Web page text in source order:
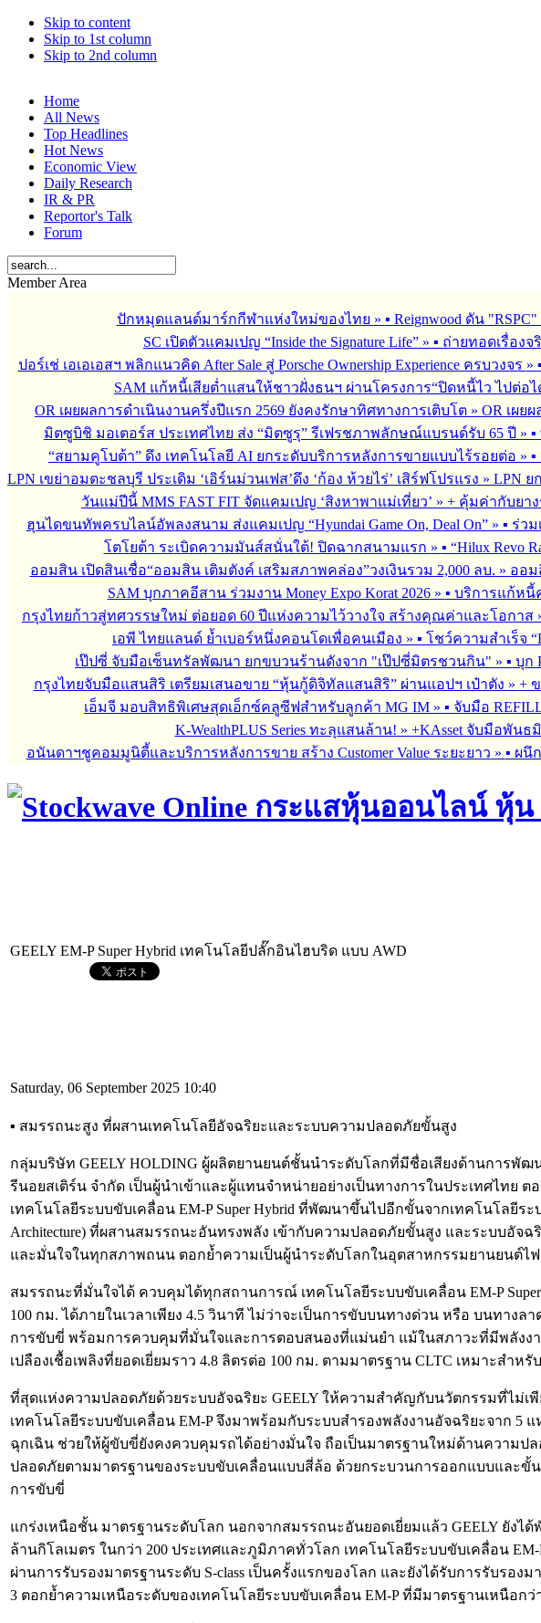
Skip to content
Skip to 1st column
Skip to 2nd column
Home
All News
Top Headlines
Hot News
Economic View
Daily Research
IR & PR
Reportor's Talk
Forum
Member Area
ปักหมุดแลนด์มาร์กกีฬาแห่งใหม่ของไทย » ▪︎ Reignwood ดัน
SC เปิดตัวแคมเปญ “Inside the Signature Life” » ▪︎ ถ่ายทอดเรื่องจ
ปอร์เช่ เอเอเอสฯ พลิกแนวคิด After Sale สู่ Porsche Ownership Experience ครบวงจร »
SAM แก้หนี้เสียต่ำแสนให้ชาวฝั่งธนฯ ผ่านโครงการ“ปิดหนี้ไว ไปต่อไ
OR เผยผลการดำเนินงานครึ่งปีแรก 2569 ยังคงรักษาทิศทางการเติบโต » OR เผย
มิตซูบิชิ มอเตอร์ส ประเทศไทย ส่ง “มิตซูรุ” รีเฟรชภาพลักษณ์แบรนด์รับ 65 ปี »
“สยามคูโบต้า” ดึง เทคโนโลยี AI ยกระดับบริการหลังการขายแบบไร้รอยต่อ »
LPN เขย่าอมตะชลบุรี ประเดิม ‘เอิร์นม่วนเฟส’ดึง ‘ก้อง ห้วยไร่’ เสิร์ฟโปรแรง » LPN ย
วันแม่ปีนี้ MMS FAST FIT จัดแคมเปญ ‘สิงหาพาแม่เที่ยว’ » + คุ้มค่ากับยา
ฮุนไดขนทัพครบไลน์อัพลงสนาม ส่งแคมเปญ “Hyundai Game On, Deal On” » ▪︎ ร่ว
โตโยต้า ระเบิดความมันส์สนั่นใต้! ปิดฉากสนามแรก » ▪︎ “Hilux Revo
ออมสิน เปิดสินเชื่อ“ออมสิน เติมตังค์ เสริมสภาพคล่อง”วงเงินรวม 2,000 ลบ. » ออม
SAM บุกภาคอีสาน ร่วมงาน Money Expo Korat 2026» ▪︎ บริการแก้ห
กรุงไทยก้าวสู่ทศวรรษใหม่ ต่อยอด 60 ปีแห่งความไว้วางใจ สร้างคุณค่าและโอกาส
เอพี ไทยแลนด์ ย้ำเบอร์หนึ่งคอนโดเพื่อคนเมือง » ▪︎ โชว์ความสำเร็จ
เป๊ปซี่ จับมือเซ็นทรัลพัฒนา ยกขบวนร้านดังจาก "เป๊ปซี่มิตรชวนกิน" » ▪︎ บุก
กรุงไทยจับมือแสนสิริ เตรียมเสนอขาย “หุ้นกู้ดิจิทัลแสนสิริ” ผ่านแอปฯ เป๋าตัง » +
เอ็มจี มอบสิทธิพิเศษสุดเอ็กซ์คลูซีฟสำหรับลูกค้า MG IM » ▪︎ จับมือ
K-WealthPLUS Series ทะลุแสนล้าน! » +KAsset จับมือพันธมิ
อนันดาฯชูคอมมูนิตี้และบริการหลังการขาย สร้าง Customer Value ระยะยาว » ▪︎ ผนึ
GEELY EM-P Super Hybrid เทคโนโลยีปลั๊กอินไฮบริด แบบ AWD
Saturday, 06 September 2025 10:40
▪︎ สมรรถนะสูง ที่ผสานเทคโนโลยีอัจฉริยะและระบบความปลอดภัยขั้นสูง
กลุ่มบริษัท GEELY HOLDING ผู้ผลิตยานยนต์ชั้นนำระดับโลกที่มีชื่อเสียงด้านการ
รีนอยสเติร์น จำกัด เป็นผู้นำเข้าและผู้แทนจำหน่ายอย่างเป็นทางการในประเทศไท
เทคโนโลยีระบบขับเคลื่อน EM-P Super Hybrid ที่พัฒนาขึ้นไปอีกขั้นจากเทคโนโลยี
Architecture) ที่ผสานสมรรถนะอันทรงพลัง เข้ากับความปลอดภัยขั้นสูง และระบบอั
และมั่นใจในทุกสภาพถนน ตอกย้ำความเป็นผู้นำระดับโลกในอุตสาหกรรมยานยนต์ไฟ
สมรรถนะที่มั่นใจได้ ควบคุมได้ทุกสถานการณ์ เทคโนโลยีระบบขับเคลื่อน EM-P
100 กม. ได้ภายในเวลาเพียง 4.5 วินาที ไม่ว่าจะเป็นการขับบนทางด่วน หรือ บนทา
การขับขี่ พร้อมการควบคุมที่มั่นใจและการตอบสนองที่แม่นยำ แม้ในสภาวะที่มีพลังง
เปลืองเชื้อเพลิงที่ยอดเยี่ยมราว 4.8 ลิตรต่อ 100 กม. ตามมาตรฐาน CLTC เหมาะสำ
ที่สุดแห่งความปลอดภัยด้วยระบบอัจฉริยะ GEELY ให้ความสำคัญกับนวัตกรรมที่ไม่
เทคโนโลยีระบบขับเคลื่อน EM-P จึงมาพร้อมกับระบบสำรองพลังงานอัจฉริยะจาก
ฉุกเฉิน ช่วยให้ผู้ขับขี่ยังคงควบคุมรถได้อย่างมั่นใจ ถือเป็นมาตรฐานใหม่ด้านความป
ปลอดภัยตามมาตรฐานของระบบขับเคลื่อนแบบสี่ล้อ ด้วยกระบวนการออกแบบและขั้
การขับขี่
แกร่งเหนือชั้น มาตรฐานระดับโลก นอกจากสมรรถนะอันยอดเยี่ยมแล้ว GEELY ยัง
ล้านกิโลเมตร ในกว่า 200 ประเทศและภูมิภาคทั่วโลก เทคโนโลยีระบบขับเคลื่อน
ผ่านการรับรองมาตรฐานระดับ S-class เป็นครั้งแรกของโลก และยังได้รับการรับรอง
3 ตอกย้ำความเหนือระดับของเทคโนโลยีระบบขับเคลื่อน EM-P ที่มีมาตรฐานเหนื